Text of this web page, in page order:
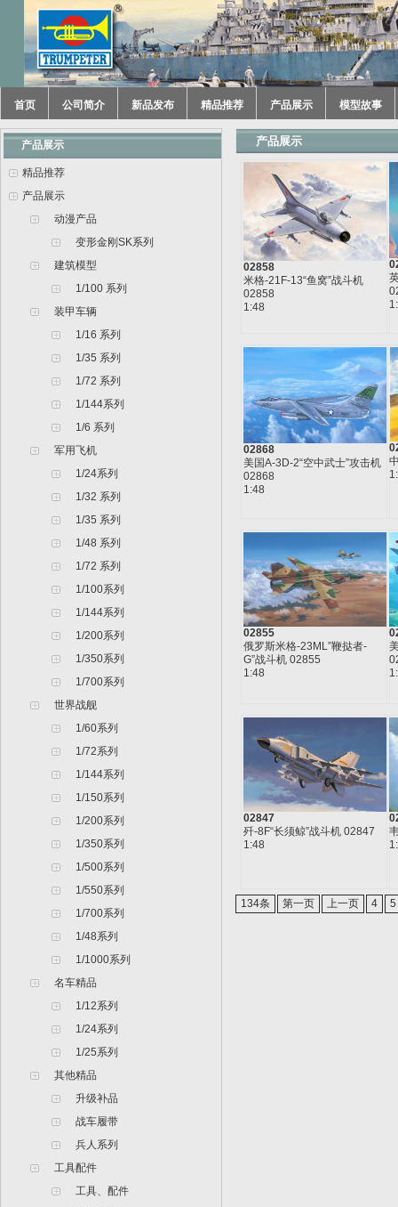
首页 公司简介 新品发布 精品推荐 产品展示 模型故事
产品展示
精品推荐
产品展示
动漫产品
变形金刚SK系列
建筑模型
1/100 系列
装甲车辆
1/16 系列
1/35 系列
1/72 系列
1/144系列
1/6 系列
军用飞机
1/24系列
1/32 系列
1/35 系列
1/48 系列
1/72 系列
1/100系列
1/144系列
1/200系列
1/350系列
1/700系列
世界战舰
1/60系列
1/72系列
1/144系列
1/150系列
1/200系列
1/350系列
1/500系列
1/550系列
1/700系列
1/48系列
1/1000系列
名车精品
1/12系列
1/24系列
1/25系列
其他精品
升级补品
战车履带
兵人系列
工具配件
工具、配件
产品展示
02858
米格-21F-13“鱼窝”战斗机
02858
1:48
02868
美国A-3D-2“空中武士”攻击机
02868
1:48
02855
俄罗斯米格-23ML”鞭挞者-
G”战斗机 02855
1:48
02847
歼-8F“长须鲸”战斗机 02847
1:48
134条 第一页 上一页 4 5